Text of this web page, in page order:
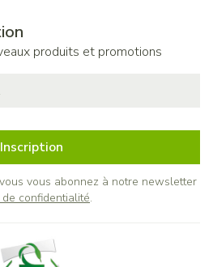
produits et promotions
Inscription
vous abonnez à notre newsletter
confidentialité.